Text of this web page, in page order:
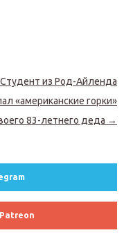
Студент из Род-Айленда
«американские горки»
83-летнего деда →